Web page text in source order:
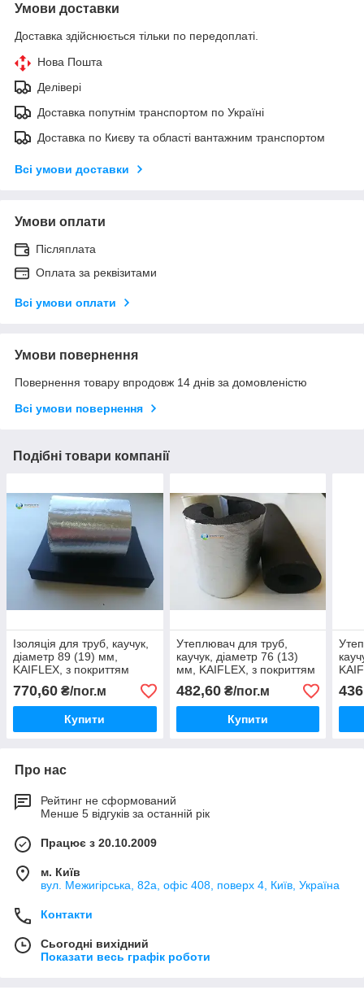
Умови доставки
Доставка здійснюється тільки по передоплаті.
Нова Пошта
Делівері
Доставка попутнім транспортом по Україні
Доставка по Києву та області вантажним транспортом
Всі умови доставки
Умови оплати
Післяплата
Оплата за реквізитами
Всі умови оплати
Умови повернення
Повернення товару впродовж 14 днів за домовленістю
Всі умови повернення
Подібні товари компанії
Ізоляція для труб, каучук,
діаметр 89 (19) мм,
KAIFLEX, з покриттям
алюхолст для зовнішнього
застосування.
770,60 ₴/пог.м
Купити
Утеплювач для труб,
каучук, діаметр 76 (13)
мм, KAIFLEX, з покриттям
алюхолст для зовнішнього
застосування.
482,60₴/пог.м
Купити
Про нас
Рейтинг не сформований
Менше 5 відгуків за останній рік
Працює з 20.10.2009
м. Київ
вул. Межигірська, 82а, офіс 408, поверх 4, Київ, Україна
Контакти
Сьогодні вихідний
Показати весь графік роботи